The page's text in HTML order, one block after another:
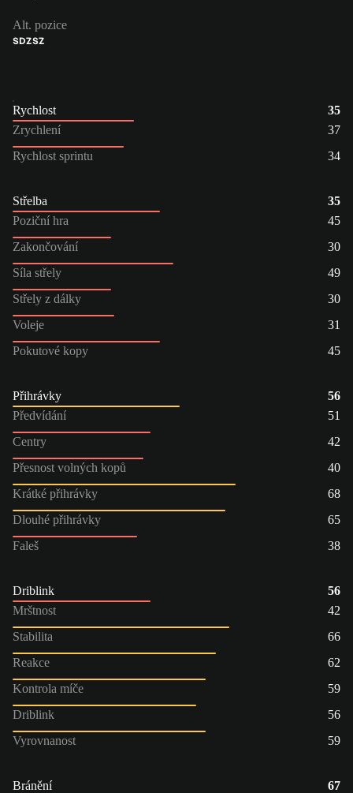
Alt. pozice
SDZSZ
Rychlost
35
Zrychlení
37
Rychlost sprintu
34
Střelba
35
Poziční hra
45
Zakončování
30
Síla střely
49
Střely z dálky
30
Voleje
31
Pokutové kopy
45
Přihrávky
56
Předvídání
51
Centry
42
Přesnost volných kopů
40
Krátké přihrávky
68
Dlouhé přihrávky
65
Faleš
38
Driblink
56
Mrštnost
42
Stabilita
66
Reakce
62
Kontrola míče
59
Driblink
56
Vyrovnanost
59
Bránění
67